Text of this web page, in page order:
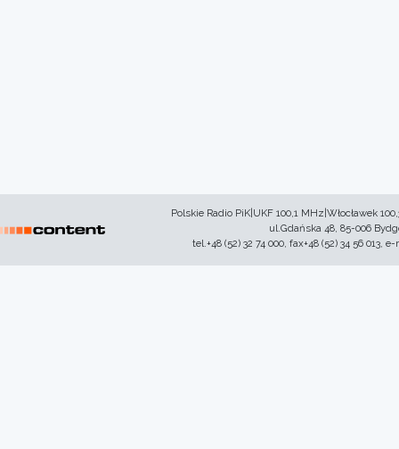
Polskie Radio PiK|UKF 100,1 MHz|Włocławek
ul.Gdańska 48, 85-006
tel.+48 (52) 32 74 000, fax+48 (52) 34 56 013,